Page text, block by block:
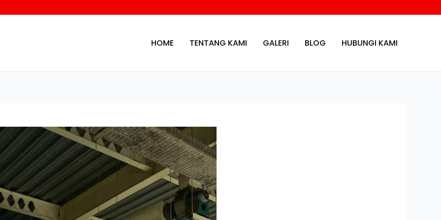
HOME
TENTANG KAMI GALERI BLOG HUBUNGI KAMI